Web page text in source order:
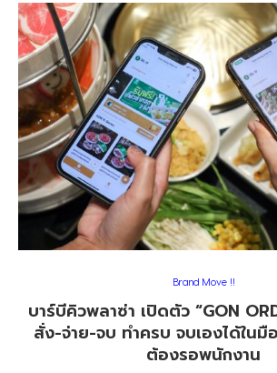
Brand Move !!
บาร์บีคิวพลาซ่า เปิดตัว “GON
สั่ง-จ่าย-จบ ทำครบ จบเองได้ใน
ต้องรอพนักงาน